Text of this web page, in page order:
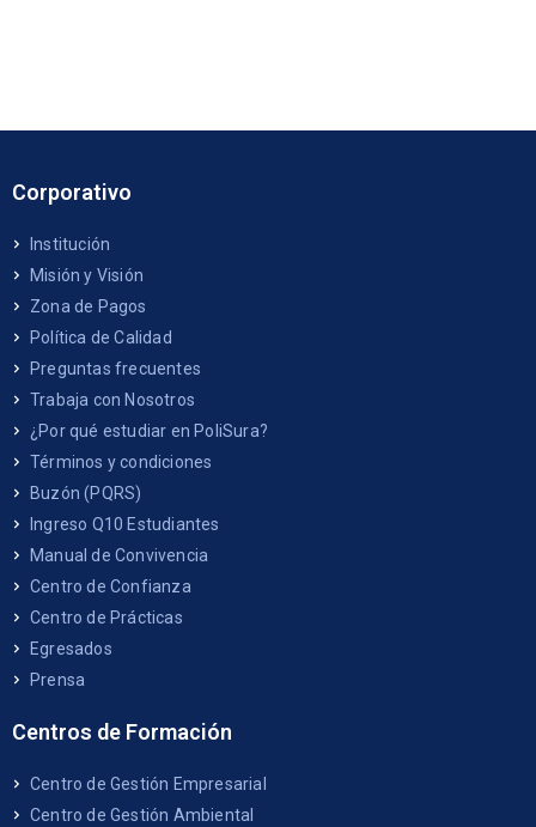
Corporativo
Institución
Misión y Visión
Zona de Pagos
Política de Calidad
Preguntas frecuentes
Trabaja con Nosotros
¿Por qué estudiar en PoliSura?
Términos y condiciones
Buzón (PQRS)
Ingreso Q10 Estudiantes
Manual de Convivencia
Centro de Confianza
Centro de Prácticas
Egresados
Prensa
Centros de Formación
Centro de Gestión Empresarial
Centro de Gestión Ambiental